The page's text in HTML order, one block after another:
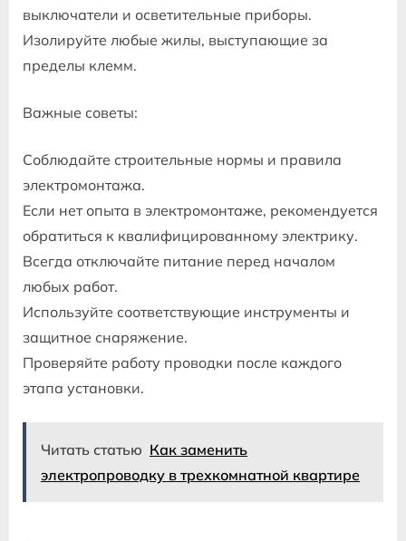
выключатели и осветительные приборы.
Изолируйте любые жилы, выступающие за
пределы клемм.
Важные советы:
Соблюдайте строительные нормы и правила
электромонтажа.
Если нет опыта в электромонтаже, рекомендуется
обратиться к квалифицированному электрику.
Всегда отключайте питание перед началом
любых работ.
Используйте соответствующие инструменты и
защитное снаряжение.
Проверяйте работу проводки после каждого
этапа установки.
Читать статью Как заменить
электропроводку в трехкомнатной квартире